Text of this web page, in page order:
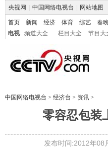
央视网 中国网络电视台 网站地图
首页 新闻 经济 体育 综艺 春
电视
频道大全 栏目大全 节目大
中国网络电视台 > 经济台 > 资讯 >
零容忍包装
发布时间:2012年08